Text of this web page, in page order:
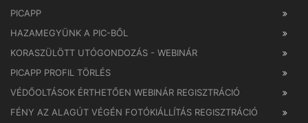
PICAPP
HAZAMEGYÜNK A PIC-BŐL
KORASZÜLÖTT UTÓGONDOZÁS - WEBINÁR
PICAPP PROFIL TÖRLÉS
VÉDŐOLTÁSOK ÉRTHETŐEN WEBINÁR REGISZTRÁCIÓ
FÉNY AZ ALAGÚT VÉGÉN FOTÓKIÁLLÍTÁS REGISZTRÁCIÓ